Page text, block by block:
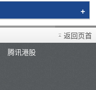
返回页首
腾讯港股